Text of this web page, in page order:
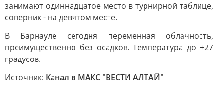
занимают одиннадцатое место в турнирной таблице,
соперник - на девятом месте.
В Барнауле сегодня переменная облачность,
преимущественно без осадков. Температура до +27
градусов.
Источник: Канал в МАКС "ВЕСТИ АЛТАЙ"